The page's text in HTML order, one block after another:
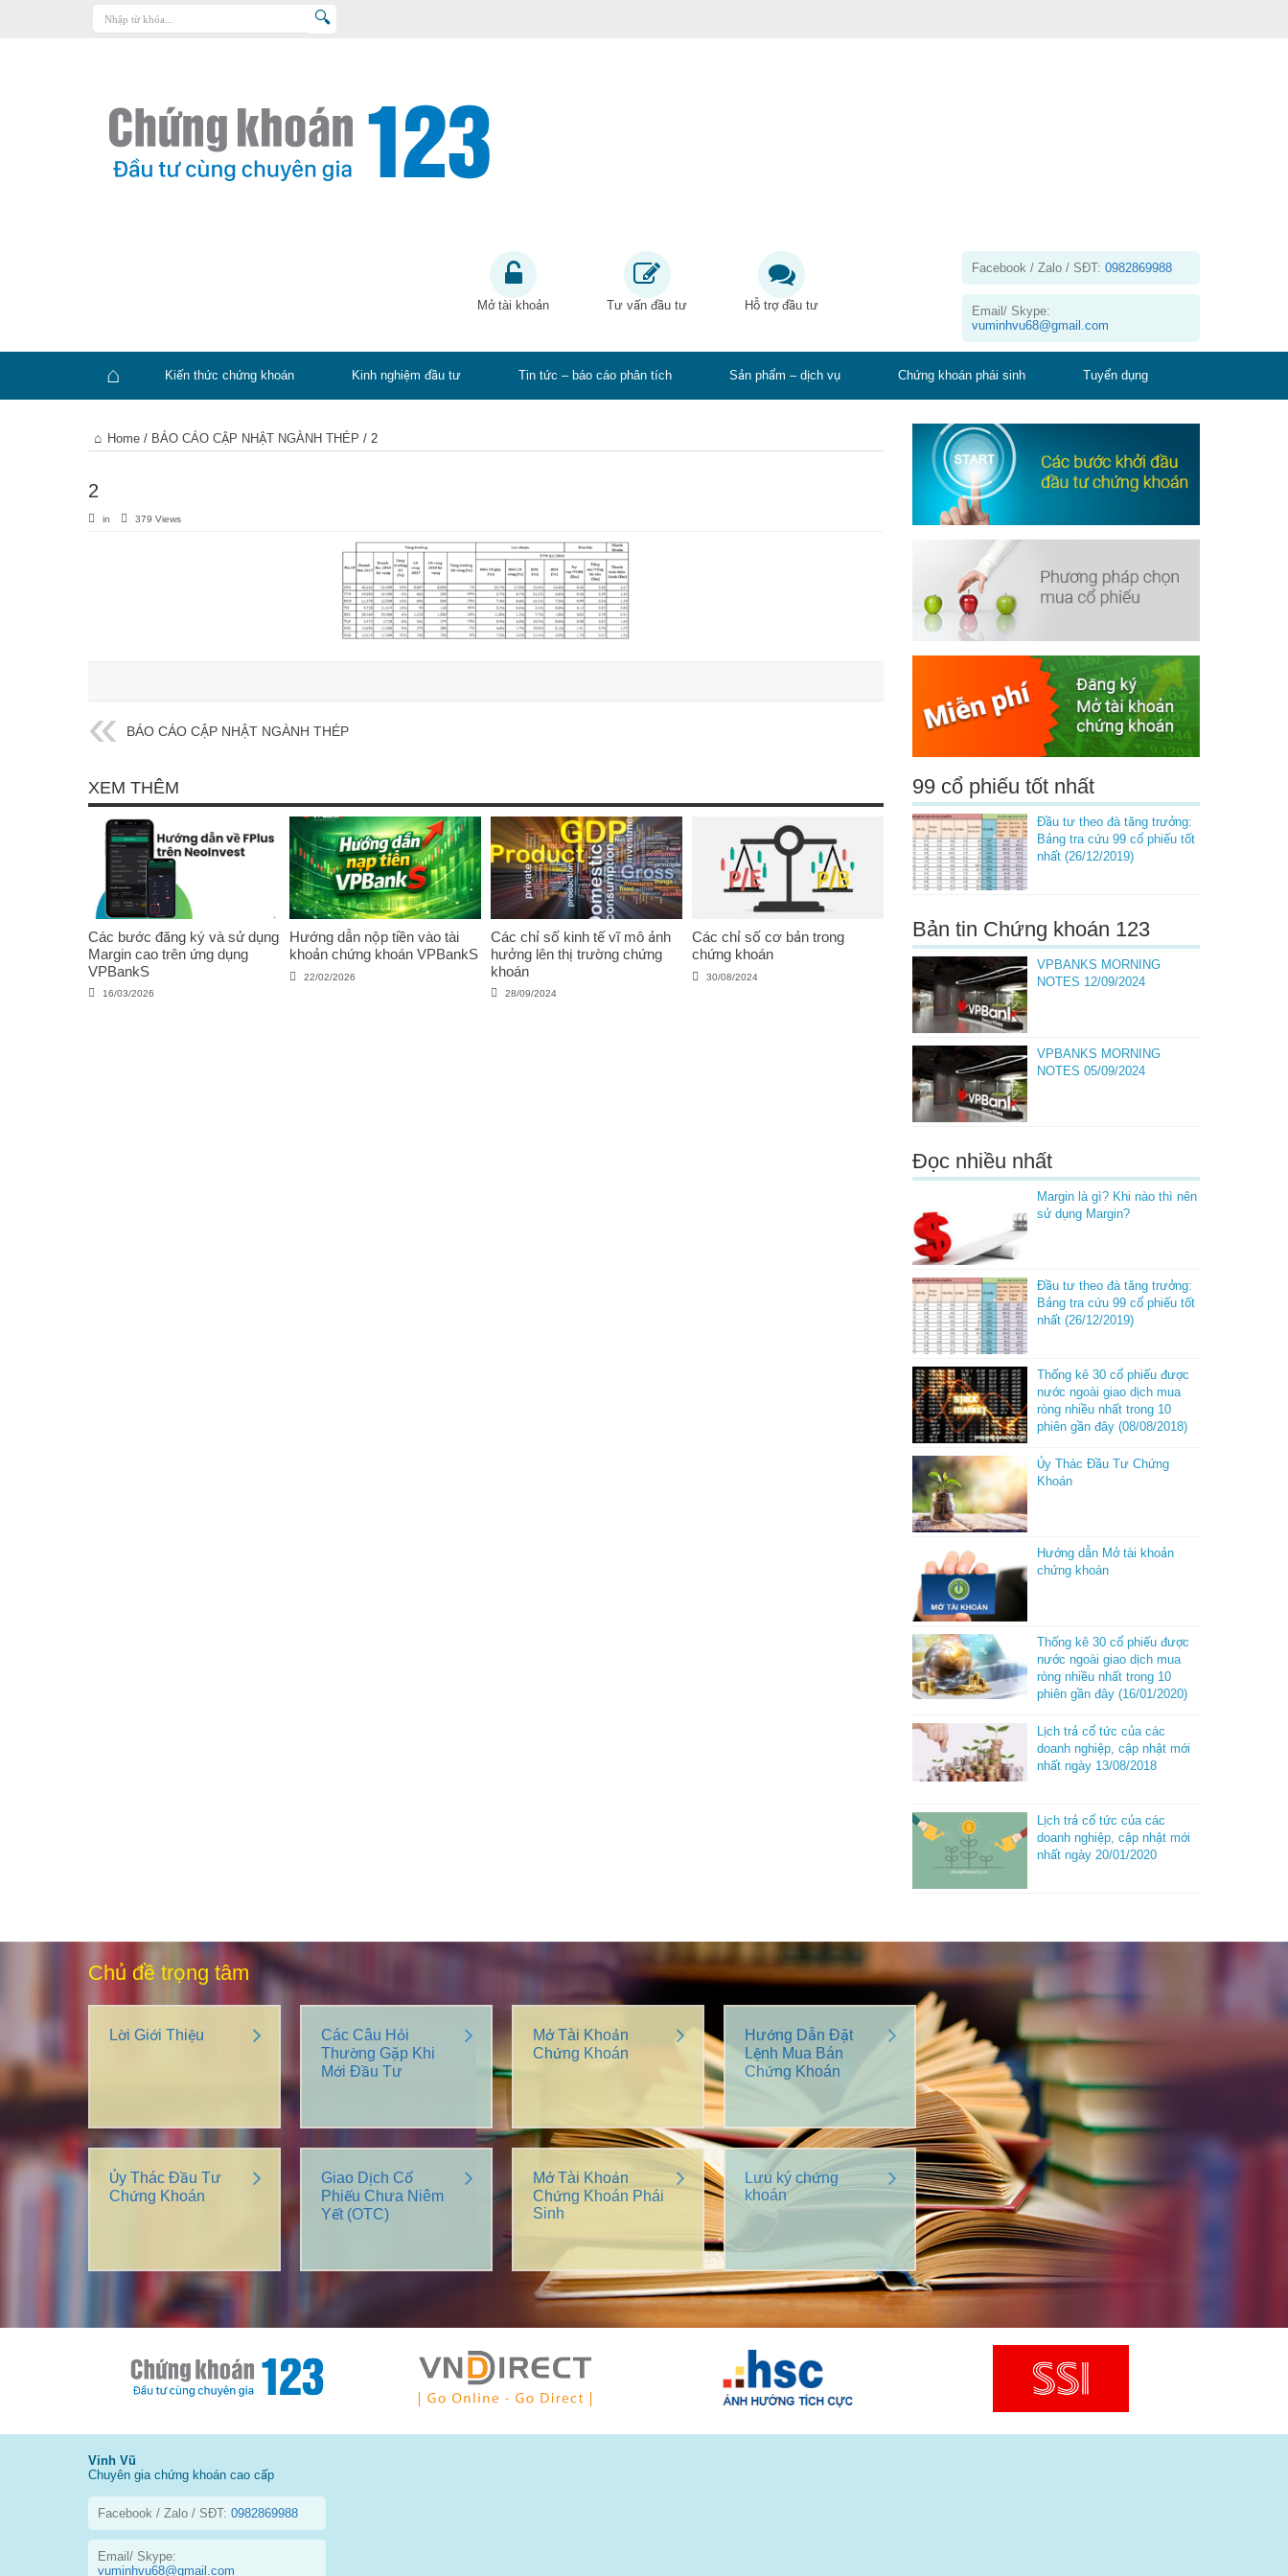
Kiến thức chứng khoán
Kinh nghiệm đầu tư
Tin tức – báo cáo phân tích
Mở tài khoản Tư vấn đầu tư Hỗ trợ đầu tư
Facebook / Zalo / SĐT: 0982869988
Email/ Skype:
vuminhvu68@gmail.com
Trang
Kiến thức chứng khoán Kinh nghiệm đầu tư Tin tức – báo cáo phân tích Sản phẩm – dịch vụ Chứng khoán phái sinh Tuyển dụng
Home / BÁO CÁO CẬP NHẬT NGÀNH THÉP / 2
2
in 379 Views
BÁO CÁO CẬP NHẬT NGÀNH THÉP
XEM THÊM
Các bước đăng ký và sử dụng
Margin cao trên ứng dụng
VPBankS
16/03/2026
Hướng dẫn nộp tiền vào tài
khoản chứng khoán VPBankS
22/02/2026
Các chỉ số kinh tế vĩ mô ảnh
hưởng lên thị trường chứng
khoán
28/09/2024
Các chỉ số cơ bản trong
chứng khoán
30/08/2024
99 cổ phiếu tốt nhất
Đầu tư theo đà tăng trưởng:
Bảng tra cứu 99 cổ phiếu tốt
nhất (26/12/2019)
Bản tin Chứng khoán 123
VPBANKS MORNING
NOTES 12/09/2024
VPBANKS MORNING
NOTES 05/09/2024
Đọc nhiều nhất
Margin là gì? Khi nào thì nên
sử dụng Margin?
Đầu tư theo đà tăng trưởng:
Bảng tra cứu 99 cổ phiếu tốt
nhất (26/12/2019)
Thống kê 30 cổ phiếu được
nước ngoài giao dịch mua
ròng nhiều nhất trong 10
phiên gần đây (08/08/2018)
Ủy Thác Đầu Tư Chứng
Khoán
Hướng dẫn Mở tài khoản
chứng khoán
Thống kê 30 cổ phiếu được
nước ngoài giao dịch mua
ròng nhiều nhất trong 10
phiên gần đây (16/01/2020)
Lịch trả cổ tức của các
doanh nghiệp, cập nhật mới
nhất ngày 13/08/2018
Lịch trả cổ tức của các
doanh nghiệp, cập nhật mới
nhất ngày 20/01/2020
Chủ đề trọng tâm
Lời Giới Thiệu
Các Câu Hỏi
Thường Gặp Khi
Mới Đầu Tư
Mở Tài Khoản
Chứng Khoán
Hướng Dẫn Đặt
Lệnh Mua Bán
Chứng Khoán
Ủy Thác Đầu Tư
Chứng Khoán
Giao Dịch Cổ
Phiếu Chưa Niêm
Yết (OTC)
Mở Tài Khoản
Chứng Khoán Phái
Sinh
Lưu ký chứng
khoán
Vinh Vũ
Chuyên gia chứng khoán cao cấp
Facebook / Zalo / SĐT: 0982869988
Email/ Skype:
vuminhvu68@gmail.com